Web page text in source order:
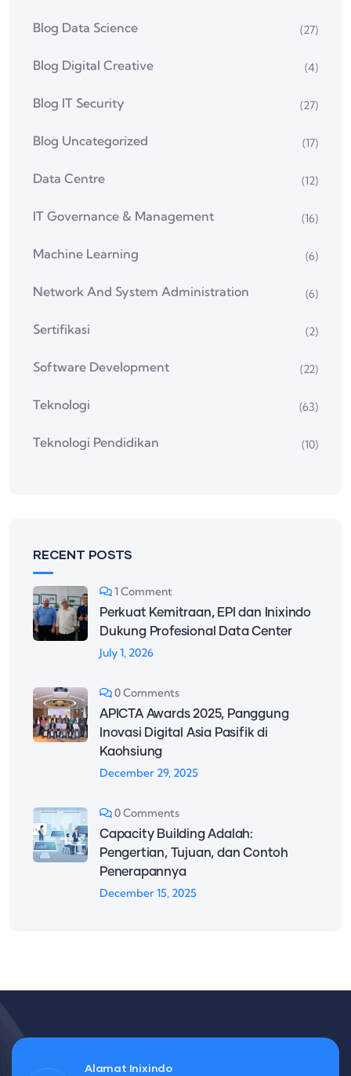
Blog Data Science (27)
Blog Digital Creative (4)
Blog IT Security (27)
Blog Uncategorized (17)
Data Centre (12)
IT Governance & Management (16)
Machine Learning (6)
Network And System Administration (6)
Sertifikasi (2)
Software Development (22)
Teknologi (63)
Teknologi Pendidikan (10)
RECENT POSTS
1 Comment
Perkuat Kemitraan, EPI dan Inixindo
Dukung Profesional Data Center
July 1, 2026
0 Comments
APICTA Awards 2025, Panggung
Inovasi Digital Asia Pasifik di
Kaohsiung
December 29, 2025
0 Comments
Capacity Building Adalah:
Pengertian, Tujuan, dan Contoh
Penerapannya
December 15, 2025
Alamat Inixindo